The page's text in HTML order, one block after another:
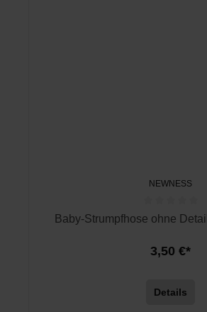
NEWNESS
Baby-Strumpfhose ohne
3,50 €*
Details